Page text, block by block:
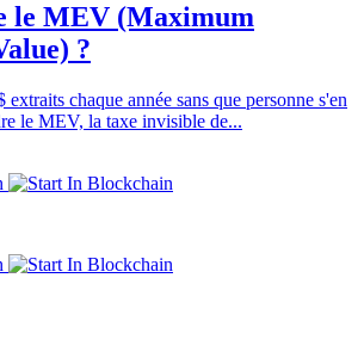
le MEV (Maximum
?
chaque année sans que personne s'en
le MEV, la taxe invisible de...